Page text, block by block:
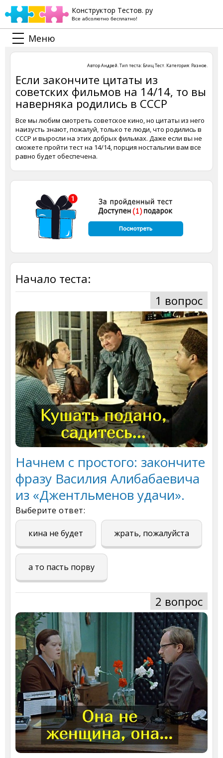
Конструктор Тестов. ру
Все абсолютно бесплатно!
Меню
АвторАндрей. Тип теста: Блиц Тест. Категория: Разное.
Если закончите цитаты из
советских фильмов на 14/14, то вы
наверняка родились в СССР
Все мы любим смотреть советское кино, но цитаты из него
наизусть знают, пожалуй, только те люди, что родились в
СССР и выросли на этих добрых фильмах. Даже если вы не
сможете пройти тест на 14/14, порция ностальгии вам все
равно будет обеспечена.
Начало теста:
1 вопрос
Начнем с простого: закончите
фразу Василия Алибабаевича
из «Джентльменов удачи».
Выберите ответ:
кина не будет жрать, пожалуйста
а то пасть порву
2 вопрос